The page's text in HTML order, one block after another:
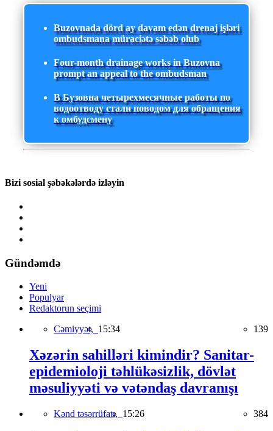
Buzovnada dörd ay davam edən drenaj işləri
ombudsmana müraciətə səbəb olub
Four-month drainage works in Buzovna
prompt an appeal to the ombudsman
В Бузовна четырехмесячные работы по
водоотводу стали поводом для обращения
к омбудсмену
Bizi sosial şəbəkələrdə izləyin
Gündəmdə
Yeni
Populyar
Redaktorun seçimi
Cəmiyyət, 15:34 139
Xəzərin sahilləri kimindir? Sanitar-
epidemioloji təhlükəsizlik, dövlət
məsuliyyəti və vətəndaş davranışı
Kənd təsərrüfatı, 15:26 384